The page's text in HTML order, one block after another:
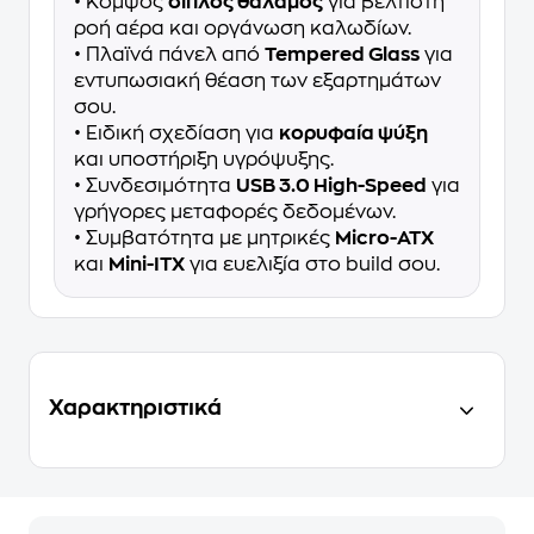
ροή αέρα και οργάνωση καλωδίων.
• Πλαϊνά πάνελ από Tempered Glass για
εντυπωσιακή θέαση των εξαρτημάτων
σου.
• Ειδική σχεδίαση για κορυφαία ψύξη
και υποστήριξη υγρόψυξης.
• Συνδεσιμότητα USB 3.0 High-Speed για
γρήγορες μεταφορές δεδομένων.
• Συμβατότητα με μητρικές Micro-ATX
και Mini-ITX για ευελιξία στο build σου.
Χαρακτηριστικά